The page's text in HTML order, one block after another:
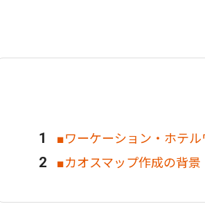
■ワーケーション・ホテ
■カオスマップ作成の背景